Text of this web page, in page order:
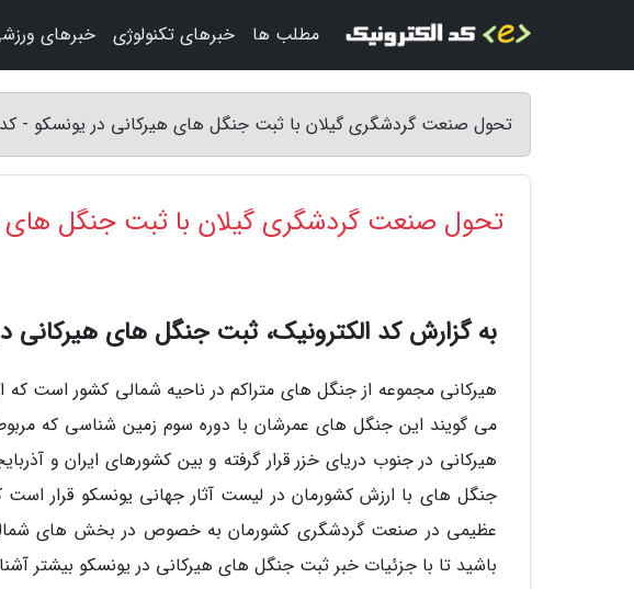
تحول صنعت گردشگری گیلان با ثبت جنگل های هیرکانی در یونسکو - کد
تحول صنعت گردشگری گیلان با ثبت جنگل های
به گزارش کد الکترونیک، ثبت جنگل های هیرکانی
هیرکانی مجموعه از جنگل های متراکم در ناحیه شمالی کشور است
می گویند این جنگل های عمرشان با دوره سوم زمین شناسی که
هیرکانی در جنوب دریای خزر قرار گرفته و بین کشورهای ایران و
جنگل های با ارزش کشورمان در لیست آثار جهانی یونسکو قرار
عظیمی در صنعت گردشگری کشورمان به خصوص در بخش های شمالی
باشید تا با جزئیات خبر ثبت جنگل های هیرکانی در یونسکو بیشتر
مطلب ها خبرهای تکنولوژی خبرهای